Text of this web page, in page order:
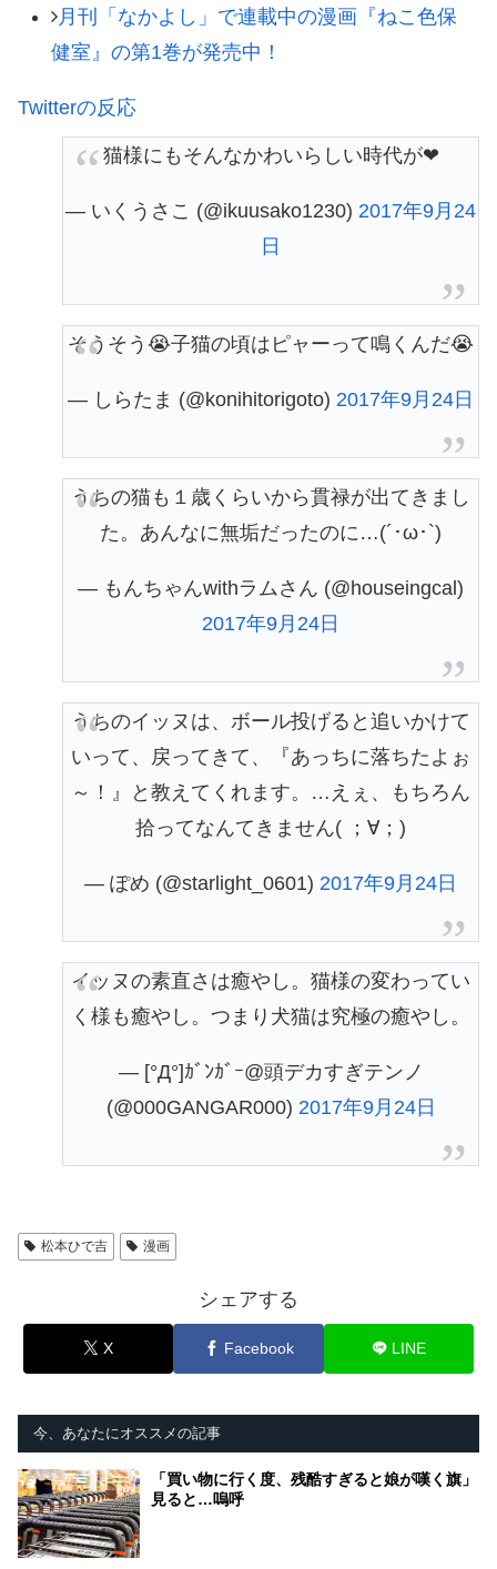
月刊「なかよし」で連載中の漫画『ねこ色保
健室』の第1巻が発売中！
Twitterの反応
猫様にもそんなかわいらしい時代が❤
— いくうさこ (@ikuusako1230) 2017年9月24
日
そうそう😭子猫の頃はピャーって鳴くんだ😭
— しらたま (@konihitorigoto) 2017年9月24日
うちの猫も１歳くらいから貫禄が出てきまし
た。あんなに無垢だったのに…(´･ω･`)
— もんちゃんwithラムさん (@houseingcal)
2017年9月24日
うちのイッヌは、ボール投げると追いかけて
いって、戻ってきて、『あっちに落ちたよぉ
～！』と教えてくれます。…えぇ、もちろん
拾ってなんてきません( ；∀；)
— ぽめ (@starlight_0601) 2017年9月24日
イッヌの素直さは癒やし。猫様の変わってい
く様も癒やし。つまり犬猫は究極の癒やし。
— [°Д°]ｶﾞﾝｶﾞｰ@頭デカすぎテンノ
(@000GANGAR000) 2017年9月24日
松本ひで吉 漫画
シェアする
X Facebook LINE
今、あなたにオススメの記事
「買い物に行く度、残酷すぎると娘が嘆く旗」
見ると…嗚呼